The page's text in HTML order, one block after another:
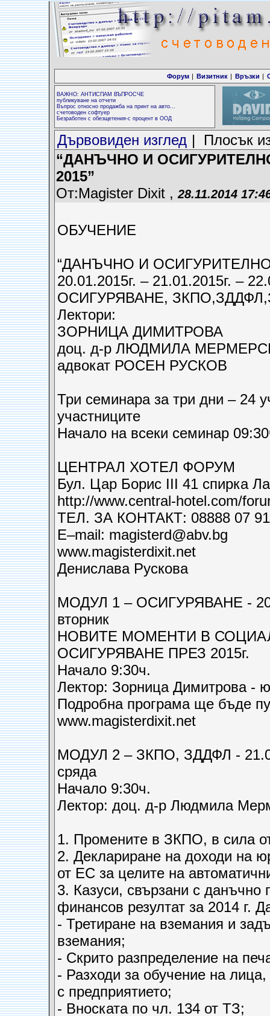
Форум | Визитник | Връзки |
ВАЖНО: АНТИСПАМ ВЪПРОСЧЕ
публикуване на отчети
Въпрос относно продажба на принт на авто...
счетоводен софтуер
Безработен с обезщетения-с процент в ООД
Дървовиден изглед | Плосък
“ДАНЪЧНО И
2015”
От:Magister Dixit , 28.11.2014
ОБУЧЕНИЕ
“ДАНЪЧНО И
20.01.2015г. – 21.01.2015г. –
ОСИГУРЯВАНЕ,
Лектори:
ЗОРНИЦА ДИМИТРОВА
доц. д-р ЛЮДМИЛА
адвокат РОСЕН РУСКОВ
Три семинара за три дни – 24
участниците
Начало на всеки семинар
ЦЕНТРАЛ ХОТЕЛ ФОРУМ
Бул. Цар Борис III 41 спирка
http://www.central-hotel.com/
ТЕЛ. ЗА КОНТАКТ: 08888 07
Е–mail: magisterd@abv.bg
www.magisterdixit.net
Денислава Рускова
МОДУЛ 1 – ОСИГУРЯВАНЕ -
вторник
НОВИТЕ МОМЕНТИ В
ОСИГУРЯВАНЕ ПРЕЗ 2015г.
Начало 9:30ч.
Лектор: Зорница Димитрова -
Подробна програма ще бъде
www.magisterdixit.net
МОДУЛ 2 – ЗКПО, ЗДДФЛ -
сряда
Начало 9:30ч.
Лектор: доц. д-р Людмила
1. Промените в ЗКПО, в сила
2. Деклариране на доходи на
от ЕС за целите на
3. Казуси, свързани с данъчно
финансов резултат за 2014 г.
- Третиране на вземания и
вземания;
- Скрито разпределение на
- Разходи за обучение на
с предприятието;
- Вноската по чл. 134 от ТЗ;